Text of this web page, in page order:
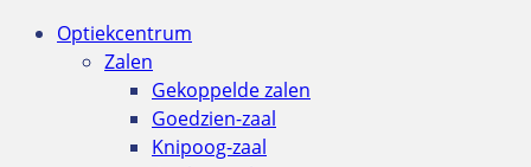
Optiekcentrum
Zalen
Gekoppelde zalen
Goedzien-zaal
Knipoog-zaal